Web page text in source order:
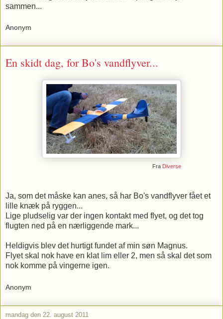
sammen...
Anonym
En skidt dag, for Bo's vandflyver...
Fra Diverse
Ja, som det måske kan anes, så har Bo's vandflyver fået et
lille knæk på ryggen...
Lige pludselig var der ingen kontakt med flyet, og det tog
flugten ned på en nærliggende mark...
Heldigvis blev det hurtigt fundet af min søn Magnus.
Flyet skal nok have en klat lim eller 2, men så skal det som
nok komme på vingerne igen.
Anonym
mandag den 22. august 2011